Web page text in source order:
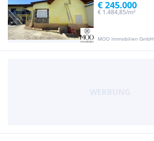
MOO Immobilien GmbH
€ 1.484,85/m²
€ 245.000